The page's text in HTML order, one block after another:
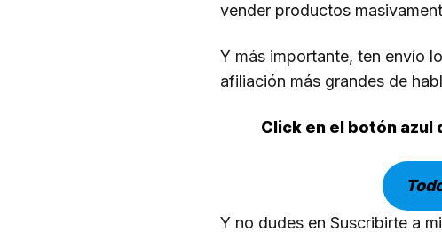
vender productos
Y más importante, ten envío
afiliación más grandes de
Click en el botón
Y no dudes en Suscribirte a